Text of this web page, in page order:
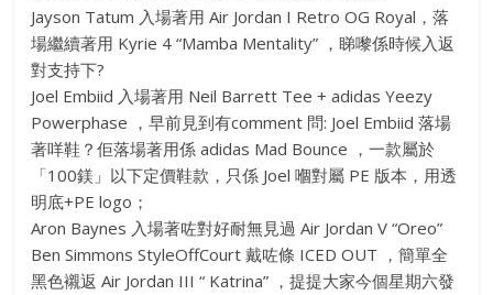
Jayson Tatum 入場著用 Air Jordan I Retro OG Royal，落
場繼續著用 Kyrie 4 “Mamba Mentality” ，睇嚟係時候入返
對支持下?
Joel Embiid 入場著用 Neil Barrett Tee + adidas Yeezy
Powerphase ，早前見到有comment 問: Joel Embiid 落場
著咩鞋？佢落場著用係 adidas Mad Bounce ，一款屬於
「100鎂」以下定價鞋款，只係 Joel 嗰對屬 PE 版本，用透
明底+PE logo；
Aron Baynes 入場著咗對好耐無見過 Air Jordan V “Oreo”
Ben Simmons StyleOffCourt 戴咗條 ICED OUT ，簡單全
黑色襯返 Air Jordan III “ Katrina” ，提提大家今個星期六發